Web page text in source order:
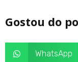
Gostou do
WhatsApp